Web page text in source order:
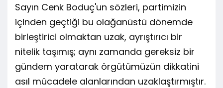
Sayın Cenk Boduç'un sözleri, partimizin
içinden geçtiği bu olağanüstü dönemde
birleştirici olmaktan uzak, ayrıştırıcı bir
nitelik taşımış; aynı zamanda gereksiz bir
gündem yaratarak örgütümüzün dikkatini
asıl mücadele alanlarından uzaklaştırmıştır.